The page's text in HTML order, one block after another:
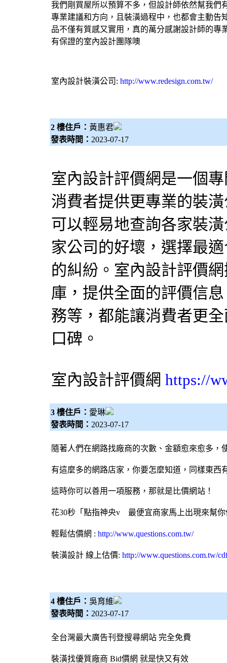
我們剛 買屋所以預算不多，但設計師依然幫我們
專業建議和方向，且裝潢過程中，也都會主動告
品不僅有質感又實用，真的萬分感謝設計師的專
有保證的室內設計團隊噢
室內設計裝潢公司 : http://www.redesign.com.tw/
2 樓住戶： 黃惠君
發表時間： 2023-07-17
室內設計評價網是一個
消費者提供更專業的裝
可以輕易地查詢各家裝
家公司的好壞，選擇最
的糾紛。 室內設計評價網
庫，提供全面的評價信
務等，都能讓消費者更
口碑。
室內設計評價網 https://
3 樓住戶： 愛琳
發表時間： 2023-07-17
隨著人們在網路找廠商的次數、金額愈來愈多，
有這麼多的網路店家，你要怎麼知道，同樣東西
這時你可以善用一項服務，那就是比價網站！
花30秒「點指神央v 最便宜商家馬上出現來幫你
輕鬆估價網 : http://www.questions.com.tw/
裝潢設計 線上估價: http://www.questions.com.tw/
4 樓住戶： 吳育維
發表時間： 2023-07-17
全台灣最大廣告刊登搜尋網站 完全免費
裝潢找優質廠商 Bid價網 就是快又有效